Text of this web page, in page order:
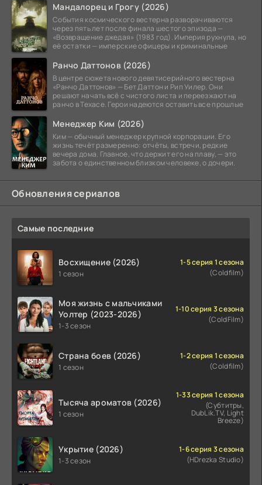
Мандалорец и Грогу (2026)
События космического вестерна разворачиваются
через пять лет после финала шестого эпизода —
«Возвращение джедая» (1983 год). Империя рухнула, но
её остатки — имперские офицеры и криминальные
Ранчо Даттонов (2026)
В центре сюжета нового девятисерийного вестерна
«Ранчо Даттонов» — Бет Даттон и Рип Уилер. Они
решают начать всё с чистого листа и переезжают на
ранчо в Техасе. Герои надеются оставить все прошлые
Менеджер Ким (2026)
Ким — обычный менеджер крупной корпорации. Его
жизнь течёт размеренно: отчёты, встречи, редкие
вечера дома. Главное, что держит его на плаву, — это
забота о единственном близком человеке, о дочери.
Обновления сериалов
Самые последние
Восхищение (2026)
1 сезон
1-5 серия 1 сезона
(Coldfilm)
Моя жизнь с мальчиками
Уолтер (2023-2026)
1-3 сезон
1-10 серия 3 сезона
(ColdFilm)
Страна боев (2026)
1 сезон
1-2 серия 1 сезона
(Coldfilm)
Тысяча ароматов (2026)
1 сезон
1-33 серия 1 сезона
(Субтитры,
DubLik.TV, Light
Breeze)
Укрытие (2026)
1-3 сезон
1-6 серия 3 сезона
(HDrezka Studio)